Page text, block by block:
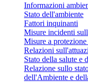
Informazioni
Stato dell'ambiente
Fattori inquinanti
Misure incidenti
Misure a
Relazioni
Stato della salute e
Relazione sullo
dell'Ambiente e